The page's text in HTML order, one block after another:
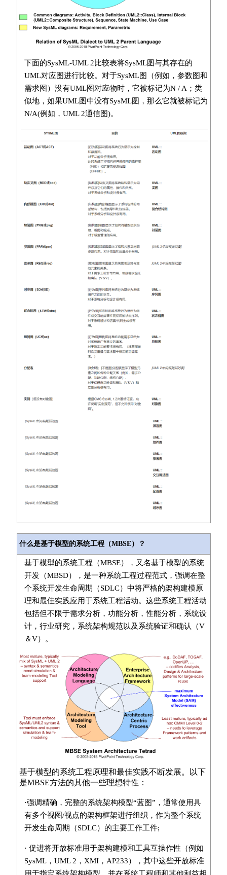
下面的SysML-UML 2比较表将SysML图与其存在的
UML对应图进行比较。对于SysML图（例如，参数图和
需求图）没有UML图对应物时，它被标记为N / A；类
似地，如果UML图中没有SysML图，那么它就被标记为
N/A(例如，UML 2通信图)。
什么是基于模型的系统工程（MBSE）？
基于模型的系统工程（MBSE），又名基于模型的系统
开发（MBSD），是一种系统工程过程范式，强调在整
个系统开发生命周期（SDLC）中将严格的架构建模原
理和最佳实践应用于系统工程活动。这些系统工程活动
包括但不限于需求分析，功能分析，性能分析，系统设
计，行业研究，系统架构规范以及系统验证和确认（V
＆V）。
基于模型的系统工程原理和最佳实践不断发展。以下
是MBSE方法的其他一些理想特性：
·强调精确，完整的系统架构模型“蓝图”，通常使用具
有多个视图/视点的架构框架进行组织，作为整个系统
开发生命周期（SDLC）的主要工作工件;
· 促进将开放标准用于架构建模和工具互操作性（例如
SysML，UML 2，XMI，AP233），其中这些开放标准
用于指定系统架构模型，并在系统工程师和其他利益相